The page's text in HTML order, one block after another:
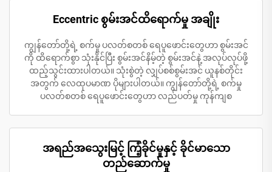
Eccentric စွမ်းအင်ထိရောက်မှု အချိုး
ကျွန်တော်တို့ရဲ့ စက်မှု ပလတ်စတစ် ရေပူဖောင်းတွေဟာ စွမ်းအင်
ကို ထိရောက်စွာ သုံးနိုင်ပြီး စွမ်းအင်နိမ့်တဲ့ စွမ်းအင်နဲ့ အလုပ်လုပ်ဖို့
ထည့်သွင်းထားပါတယ်။ သုံးစွဲတဲ့ လျှပ်စစ်စွမ်းအင် ယူနစ်တိုင်း
အတွက် လေထုပမာဏ ပိုများပါတယ်။ ကျွန်တော်တို့ရဲ့ စက်မှု
ပလတ်စတစ် ရေပူဖောင်းတွေဟာ လည်ပတ်မှု ကုန်ကျစ
အရည်အသွေးမြင့် ကြံ့ခိုင်မှုနှင့် ခိုင်မာသော
တည်ဆောက်မှု